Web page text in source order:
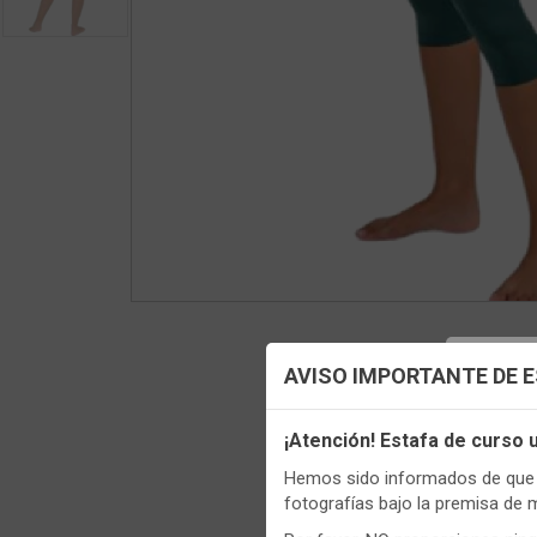
AVISO IMPORTANTE DE
¡Atención! Estafa de curso
Hemos sido informados de
fotografías bajo la premisa de